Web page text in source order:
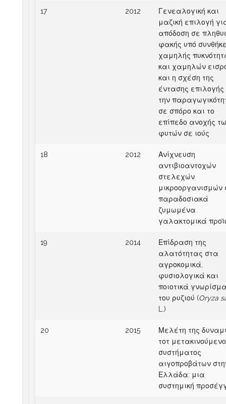
17 2012
Γενεαλογική και
μαζική επιλογή
απόδοση σε
φακής υπό
χαμηλής
και χαμηλών
και η σχέση της
έντασης
την
σε σπόρο και το
επίπεδο ανοχής
φυτών σε ιούς
18 2012
Ανίχνευση
αντιβιοαντοχών
στελεχών
μικροοργανισμών
παραδοσιακά
ζυμωμένα
γαλακτομικά
19 2014
Επίδραση της
αλατότητας στα
αγροκομικά,
φυσιολογικά και
ποιοτικά
του ρυζιού (Oryza
L.)
20 2015
Μελέτη της
τοτ
συστήματος
αιγοπροβάτων
Ελλάδα: μια
συστημική